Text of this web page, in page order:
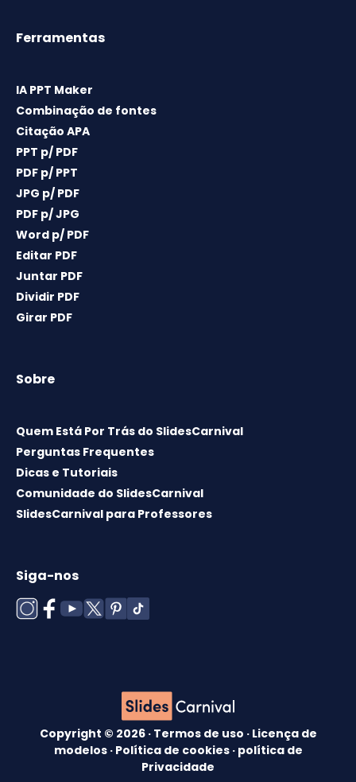
Ferramentas
IA PPT Maker
Combinação de fontes
Citação APA
PPT p/ PDF
PDF p/ PPT
JPG p/ PDF
PDF p/ JPG
Word p/ PDF
Editar PDF
Juntar PDF
Dividir PDF
Girar PDF
Sobre
Quem Está Por Trás do SlidesCarnival
Perguntas Frequentes
Dicas e Tutoriais
Comunidade do SlidesCarnival
SlidesCarnival para Professores
Siga-nos
Copyright © 2026 · Termos de uso · Licença de
modelos · Política de cookies · política de
Privacidade